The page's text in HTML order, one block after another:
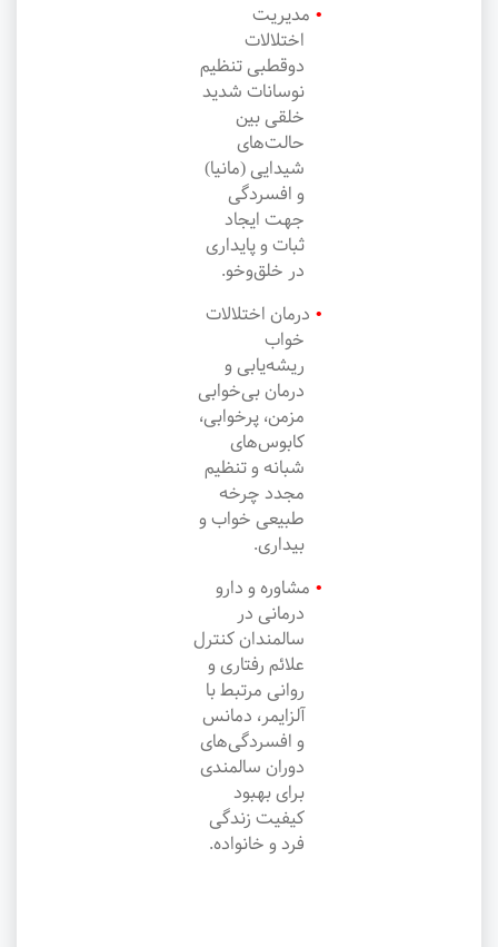
مدیریت
اختلالات
دوقطبی تنظیم
نوسانات شدید
خلقی بین
حالت‌های
شیدایی (مانیا)
و افسردگی
جهت ایجاد
ثبات و پایداری
در خلق‌وخو.
درمان اختلالات
خواب
ریشه‌یابی و
درمان بی‌خوابی
مزمن، پرخوابی،
کابوس‌های
شبانه و تنظیم
مجدد چرخه
طبیعی خواب و
بیداری.
مشاوره و دارو
درمانی در
سالمندان کنترل
علائم رفتاری و
روانی مرتبط با
آلزایمر، دمانس
و افسردگی‌های
دوران سالمندی
برای بهبود
کیفیت زندگی
فرد و خانواده.